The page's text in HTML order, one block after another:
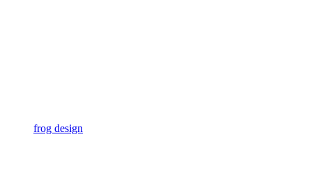
frog design